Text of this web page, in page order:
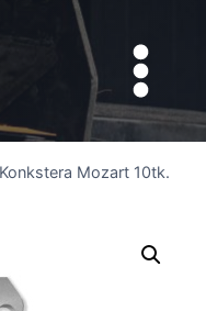
Konkstera Mozart 10tk.